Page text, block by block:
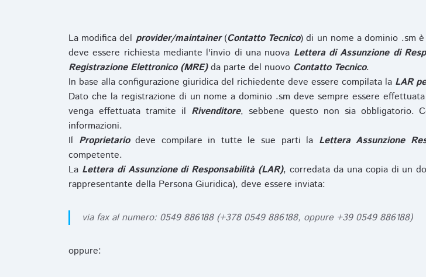
La modifica del provider/maintainer(Contatto Tecnico) di un nome a dominio .sm
deve essere richiesta mediante l'invio di una nuova Lettera di Assunzione di
Registrazione Elettronico (MRE)da parte del nuovo Contatto Tecnico.
In base alla configurazione giuridica del richiedente deve essere compilata la LAR
Dato che la registrazione di un nome a dominio .sm deve sempre essere
venga effettuata tramite il Rivenditore, sebbene questo non sia obbligatorio.
informazioni.
Il Proprietariodeve compilare in tutte le sue parti la Lettera Assunzione
competente.
La Lettera di Assunzione di Responsabilità (LAR), corredata da una copia di un
rappresentante della Persona Giuridica), deve essere inviata:
via fax al numero: 0549 886188 (+378 0549 886188, oppure +39 0549 886188)
oppure: